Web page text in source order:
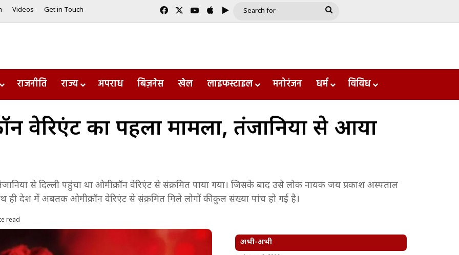
Videos Get in Touch FacebookYouTube
AppleGoogle Play
Search
राजनीति राज्य अपराध बिज़नेस खेल लाइफस्टाइल मनोरंजन धर्म विविध
वेरिएंट का पहला मामला, तंजानिया से आया
से दिल्ली पहुंचा था ओमीक्रॉन वेरिएंट से संक्रमित पाया गया। जिसके बाद उसे लोक नायक जय प्रकाश अस्पताल
ही देश में अबतक ओमीक्रॉन वेरिएंट से संक्रमित मिले लोगों की कुल संख्या पांच हो गई है।
read
अभी-अभी